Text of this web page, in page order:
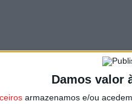
Damos valor
armazenamos e/ou